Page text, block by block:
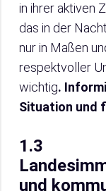
in ihrer aktiven
das in der
nur in Maßen
respektvoller
wichtig.
Situation und
1.3
und